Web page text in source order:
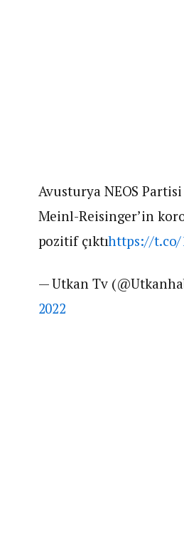
Avusturya NEOS Partisi
Meinl-Reisinger’in
pozitif çıktıhttps://
— Utkan Tv
2022